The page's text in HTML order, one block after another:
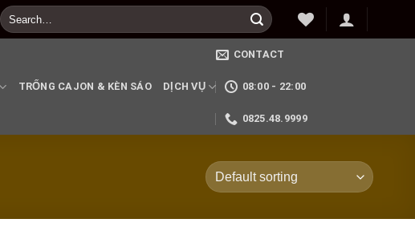
Search
for:
TRỐNG CAJON & KÈN SÁO DỊCH VỤ
CONTACT
08:00 - 22:00
0825.48.9999